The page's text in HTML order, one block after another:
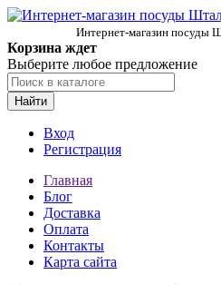
Интернет-магазин посуды
Корзина ждет
Выберите любое предложение
Найти
Вход
Регистрация
Главная
Блог
Доставка
Оплата
Контакты
Карта сайта